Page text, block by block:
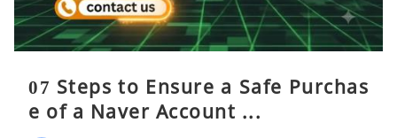
07 Steps to Ensure a Safe Purchas
e of a Naver Account ...